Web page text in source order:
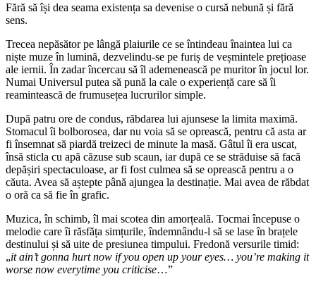
Fără să își dea seama existența sa devenise o cursă nebună și fără
sens.
Trecea nepăsător pe lângă plaiurile ce se întindeau înaintea lui ca
niște muze în lumină, dezvelindu-se pe furiș de veșmintele prețioase
ale iernii. În zadar încercau să îl ademenească pe muritor în jocul lor.
Numai Universul putea să pună la cale o experiență care să îi
reamintească de frumusețea lucrurilor simple.
După patru ore de condus, răbdarea lui ajunsese la limita maximă.
Stomacul îi bolborosea, dar nu voia să se oprească, pentru că asta ar
fi însemnat să piardă treizeci de minute la masă. Gâtul îi era uscat,
însă sticla cu apă căzuse sub scaun, iar după ce se străduise să facă
depășiri spectaculoase, ar fi fost culmea să se oprească pentru a o
căuta. Avea să aștepte până ajungea la destinație. Mai avea de răbdat
o oră ca să fie în grafic.
Muzica, în schimb, îl mai scotea din amorțeală. Tocmai începuse o
melodie care îi răsfăța simțurile, îndemnându-l să se lase în brațele
destinului și să uite de presiunea timpului. Fredonă versurile timid:
„it ain’t gonna hurt now if you open up your eyes… you’re making it
worse now everytime you criticise…”